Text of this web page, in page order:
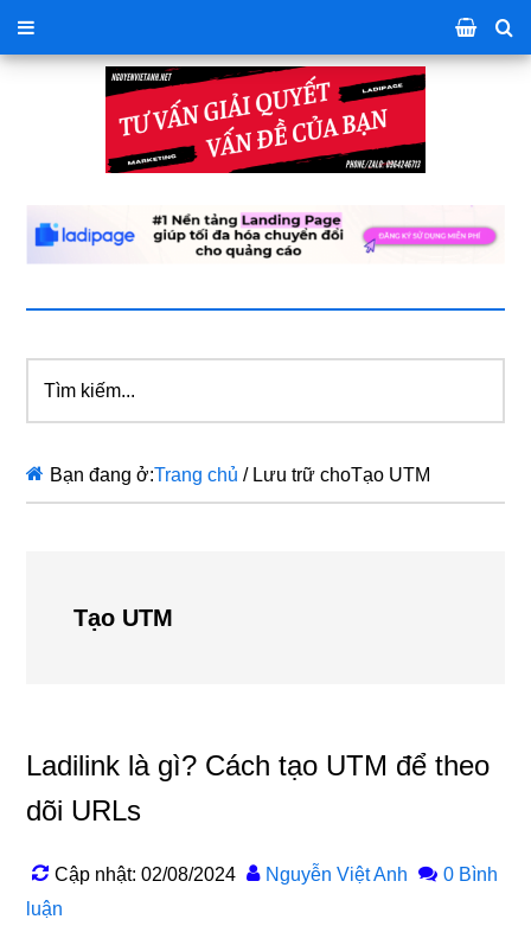
kiếm...
Bạn đang ở:Trang chủ /Lưu trữ choTạo UTM
Tạo UTM
Ladilink là gì? Cách tạo UTM để theo
dõi URLs
Cập nhật: 02/08/2024 Nguyễn Việt Anh
0 Bình
luận